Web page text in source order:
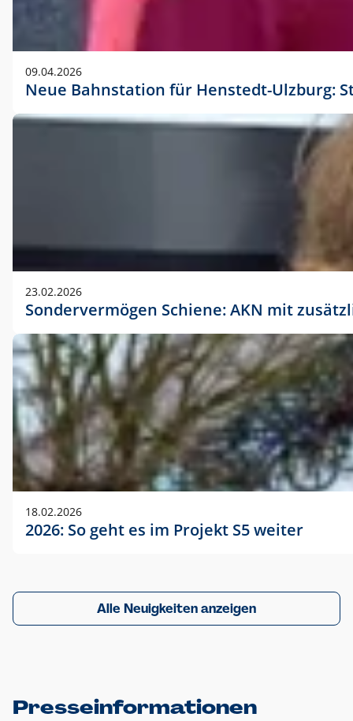
09.04.2026
Neue Bahnstation für Henstedt-Ulzburg:
23.02.2026
Sondervermögen Schiene: AKN mit
18.02.2026
2026: So geht es im Projekt S5 weiter
Alle Neuigkeiten anzeigen
Presseinformationen